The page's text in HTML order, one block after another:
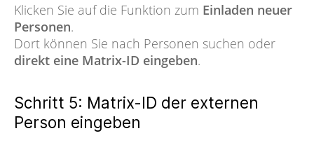
Klicken Sie auf die Funktion zum Einladen neuer
Personen.
Dort können Sie nach Personen suchen oder
direkt eine Matrix-ID eingeben.
Schritt 5: Matrix-ID der externen
Person eingeben